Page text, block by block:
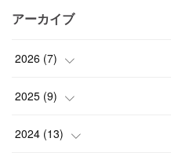
アーカイブ
2026 (7)
(1
(3)
2025 (9)
(1)
2024 (13)